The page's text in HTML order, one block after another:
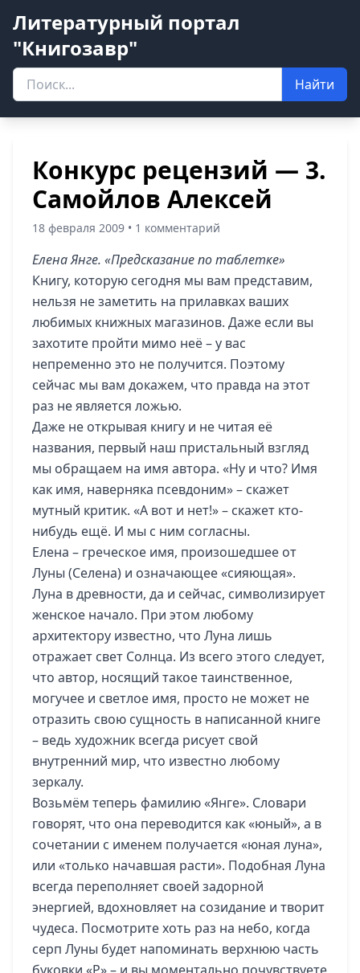
Литературный портал
"Книгозавр"
Найти
Конкурс рецензий — 3.
Самойлов Алексей
18 февраля 2009 • 1 комментарий
Елена Янге. «Предсказание по таблетке»
Книгу, которую сегодня мы вам представим,
нельзя не заметить на прилавках ваших
любимых книжных магазинов. Даже если вы
захотите пройти мимо неё – у вас
непременно это не получится. Поэтому
сейчас мы вам докажем, что правда на этот
раз не является ложью.
Даже не открывая книгу и не читая её
названия, первый наш пристальный взгляд
мы обращаем на имя автора. «Ну и что? Имя
как имя, наверняка псевдоним» – скажет
мутный критик. «А вот и нет!» – скажет кто-
нибудь ещё. И мы с ним согласны.
Елена – греческое имя, произошедшее от
Луны (Селена) и означающее «сияющая».
Луна в древности, да и сейчас, символизирует
женское начало. При этом любому
архитектору известно, что Луна лишь
отражает свет Солнца. Из всего этого следует,
что автор, носящий такое таинственное,
могучее и светлое имя, просто не может не
отразить свою сущность в написанной книге
– ведь художник всегда рисует свой
внутренний мир, что известно любому
зеркалу.
Возьмём теперь фамилию «Янге». Словари
говорят, что она переводится как «юный», а в
сочетании с именем получается «юная луна»,
или «только начавшая расти». Подобная Луна
всегда переполняет своей задорной
энергией, вдохновляет на созидание и творит
чудеса. Посмотрите хоть раз на небо, когда
серп Луны будет напоминать верхнюю часть